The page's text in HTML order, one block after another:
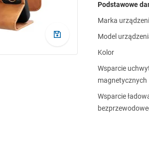
Podstawowe
Marka
Model
Kolor
Wsparcie
magnetycznych
Wsparcie